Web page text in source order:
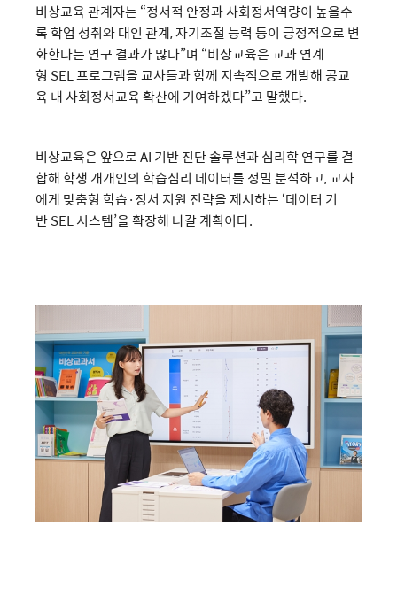
비상교육 관계자는 “정서적 안정과 사회정서역량이 높을수
록 학업 성취와 대인 관계, 자기조절 능력 등이 긍정적으로 변
화한다는 연구 결과가 많다”며 “비상교육은 교과 연계
형 SEL 프로그램을 교사들과 함께 지속적으로 개발해 공교
육 내 사회정서교육 확산에 기여하겠다”고 말했다.
비상교육은 앞으로 AI 기반 진단 솔루션과 심리학 연구를 결
합해 학생 개개인의 학습심리 데이터를 정밀 분석하고, 교사
에게 맞춤형 학습·정서 지원 전략을 제시하는 ‘데이터 기
반 SEL 시스템’을 확장해 나갈 계획이다.